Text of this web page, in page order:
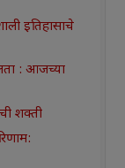
इतिहासाचे
: आजच्या
शक्ती